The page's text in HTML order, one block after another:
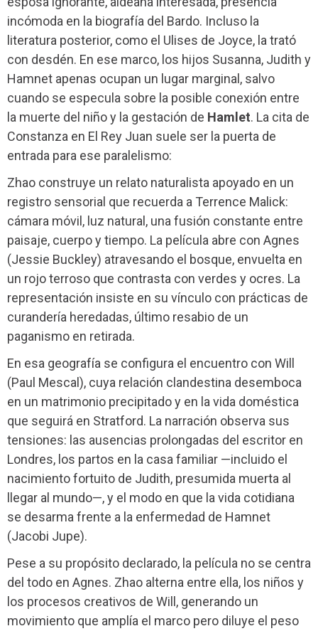
incómoda en la biografía del Bardo. Incluso la
literatura posterior, como el Ulises de Joyce, la trató
con desdén. En ese marco, los hijos Susanna, Judith y
Hamnet apenas ocupan un lugar marginal, salvo
cuando se especula sobre la posible conexión entre
la muerte del niño y la gestación de Hamlet. La cita de
Constanza en El Rey Juan suele ser la puerta de
entrada para ese paralelismo:
Zhao construye un relato naturalista apoyado en un
registro sensorial que recuerda a Terrence Malick:
cámara móvil, luz natural, una fusión constante entre
paisaje, cuerpo y tiempo. La película abre con Agnes
(Jessie Buckley) atravesando el bosque, envuelta en
un rojo terroso que contrasta con verdes y ocres. La
representación insiste en su vínculo con prácticas de
curandería heredadas, último resabio de un
paganismo en retirada.
En esa geografía se configura el encuentro con Will
(Paul Mescal), cuya relación clandestina desemboca
en un matrimonio precipitado y en la vida doméstica
que seguirá en Stratford. La narración observa sus
tensiones: las ausencias prolongadas del escritor en
Londres, los partos en la casa familiar —incluido el
nacimiento fortuito de Judith, presumida muerta al
llegar al mundo—, y el modo en que la vida cotidiana
se desarma frente a la enfermedad de Hamnet
(Jacobi Jupe).
Pese a su propósito declarado, la película no se centra
del todo en Agnes. Zhao alterna entre ella, los niños y
los procesos creativos de Will, generando un
movimiento que amplía el marco pero diluye el peso